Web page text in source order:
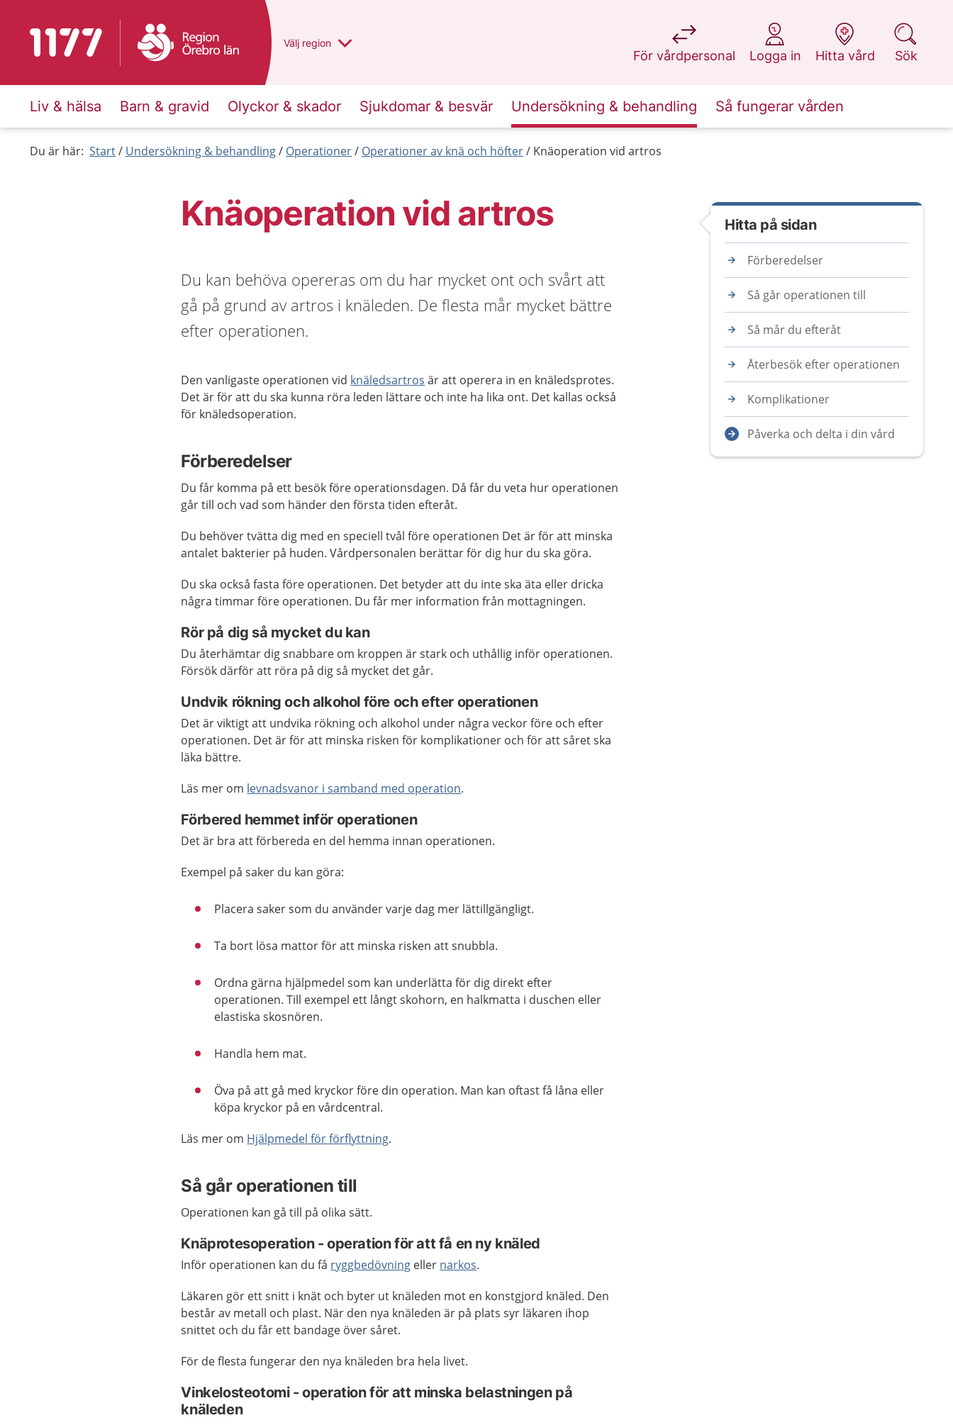
Till startsidan för 1177 Du har valt region
Välj en annan
region
För vårdpersonal
på 1177.se
Logga in
på 1177.se
Hitta vård
på 1177.se
Sök
på 1177.se
Liv & hälsa Barn & gravid Olyckor & skador Sjukdomar & besvär Undersökning & behandling Så fungerar vården
Du är här: Start Undersökning & behandling Operationer Operationer av knä och höfter Knäoperation vid artros
Knäoperation vid artros
Du kan behöva opereras om du har mycket ont och svårt att
gå på grund av artros i knäleden. De flesta mår mycket bättre
efter operationen.
Den vanligaste operationen vid knäledsartros är att operera in en knäledsprotes.
Det är för att du ska kunna röra leden lättare och inte ha lika ont. Det kallas också
för knäledsoperation.
Förberedelser
Du får komma på ett besök före operationsdagen. Då får du veta hur operationen
går till och vad som händer den första tiden efteråt.
Du behöver tvätta dig med en speciell tvål före operationen Det är för att minska
antalet bakterier på huden. Vårdpersonalen berättar för dig hur du ska göra.
Du ska också fasta före operationen. Det betyder att du inte ska äta eller dricka
några timmar före operationen. Du får mer information från mottagningen.
Rör på dig så mycket du kan
Du återhämtar dig snabbare om kroppen är stark och uthållig inför operationen.
Försök därför att röra på dig så mycket det går.
Undvik rökning och alkohol före och efter operationen
Det är viktigt att undvika rökning och alkohol under några veckor före och efter
operationen. Det är för att minska risken för komplikationer och för att såret ska
läka bättre.
Läs mer om levnadsvanor i samband med operation.
Förbered hemmet inför operationen
Det är bra att förbereda en del hemma innan operationen.
Exempel på saker du kan göra:
Placera saker som du använder varje dag mer lättillgängligt.
Ta bort lösa mattor för att minska risken attsnubbla.
Ordna gärna hjälpmedel som kan underlätta för dig direkt efter
operationen. Till exempel ett långt skohorn, en halkmatta i duschen eller
elastiska skosnören.
Handla hem mat.
Öva på att gå med kryckor före din operation. Man kan oftast få låna eller
köpa kryckor på en vårdcentral.
Läs mer om Hjälpmedel för förflyttning.
Så går operationen till
Operationen kan gå till på olika sätt.
Knäprotesoperation - operation för att få en ny knäled
Inför operationen kan du få ryggbedövning eller narkos.
Läkaren gör ett snitt i knät och byter ut knäleden mot en konstgjord knäled. Den
består av metall och plast. När den nya knäleden är på plats syr läkaren ihop
snittet och du får ett bandage över såret.
För de flesta fungerar den nya knäleden bra hela livet.
Vinkelosteotomi - operation för att minska belastningen på
knäleden
Hitta på sidan
Förberedelser
Så går operationen till
Så mår du efteråt
Återbesök efter operationen
Komplikationer
Påverka och delta i din vård